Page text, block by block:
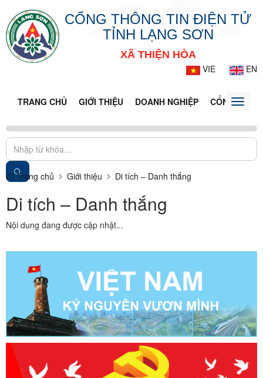
CỔNG THÔNG TIN ĐIỆN TỬ
TỈNH LẠNG SƠN
XÃ THIỆN HÒA
VIE
EN
TRANG CHỦ GIỚI THIỆU DOANH NGHIỆP CỔNG DỊCH
Toggle
Trang chủ Giới thiệu Di tích – Danh thắng
Di tích – Danh thắng
Nội dung đang được cập nhật...